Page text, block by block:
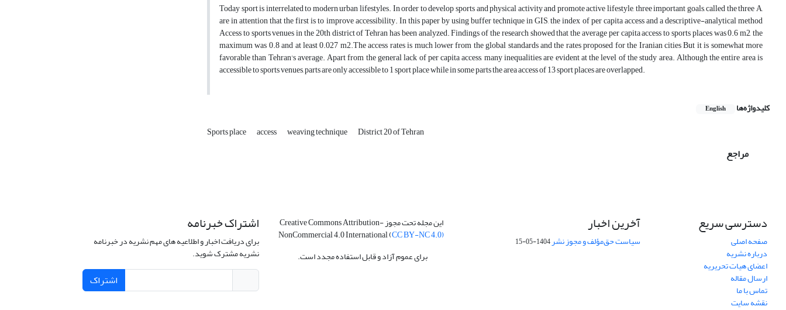
Today sport is interrelated to modern urban lifestyles. In order to develop sports and physical activity and promote active lifestyle, three important goals, called the three A,
are in attention that the first is to improve accessibility. In this paper by using buffer technique in GIS, the index of per capita access and a descriptive-analytical method
Access to sports venues in the 20th district of Tehran has been analyzed. Findings of the research showed that the average per capita access to sports places was 0.6 m2, the
maximum was 0.8 and at least 0.027 m2.The access rates is much lower from the global standards and the rates proposed for the Iranian cities But it is somewhat more
favorable than Tehran's average. Apart from the general lack of per capita access, many inequalities are evident at the level of the study area. Although the entire area is
accessible to sports venues, parts are only accessible to 1 sport place while in some parts the area access of 13 sport places are overlapped.
کلیدواژه‌ها English
Sports place access weaving technique District 20 of Tehran
مراجع
دسترسی سریع
صفحه اصلی
درباره نشریه
اعضای هیات تحریریه
ارسال مقاله
تماس با ما
نقشه سایت
آخرین اخبار
سیاست حق‌مؤلف و مجوز نشر1404-05-15
این مجله تحت مجوز Creative Commons Attribution-
NonCommercial 4.0 International (CC BY-NC 4.0)
برای عموم آزاد و قابل استفاده مجدد است.
اشتراک خبرنامه
برای دریافت اخبار و اطلاعیه های مهم نشریه در خبرنامه
نشریه مشترک شوید.
اشتراک